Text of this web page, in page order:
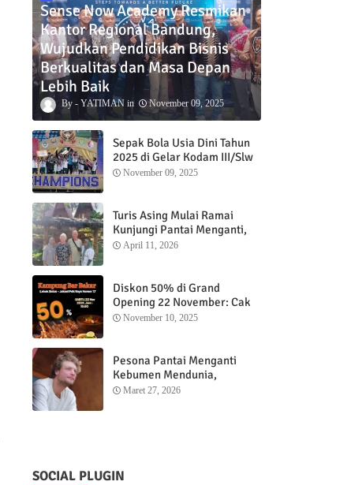
Sense Now Academy Resmikan
Kantor Regional Bandung,
Wujudkan Pendidikan Bisnis
Berkualitas dan Masa Depan
Lebih Baik
YATIMAN November 09, 2025
Sepak Bola Usia Dini Tahun
2025 di Gelar Kodam III/Slw
November 09, 2025
Turis Asing Mulai Ramai
Kunjungi Pantai Menganti,
Nikmati Sunrise dan Sunset
April 11, 2026
Diskon 50% di Grand
Opening 22 November: Cak
Ofi Hadirkan Balungan Bakar
November 10, 2025
Pesona Pantai Menganti
Kebumen Mendunia,
Wisatawan Mancanegara
Maret 27, 2026
SOCIAL PLUGIN